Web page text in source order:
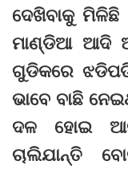
ଦେଖିବାକୁ
ମାଣ୍ଡିଆ ଆଦି
ଗୁଡିକରେ
ଭାବେ ବାଛି
ଦଳ ହୋଇ
ଚାଲିଯାନ୍ତି